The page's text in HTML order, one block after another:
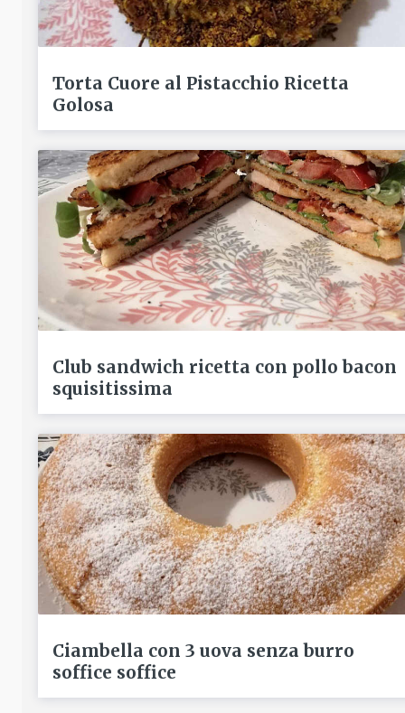
Torta Cuore al Pistacchio Ricetta
Golosa
Club sandwich ricetta con pollo bacon
squisitissima
Ciambella con 3 uova senza burro
soffice soffice